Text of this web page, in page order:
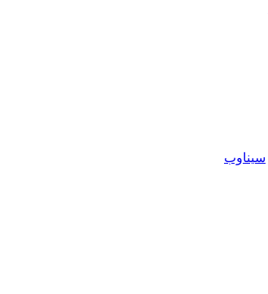
سیناوب